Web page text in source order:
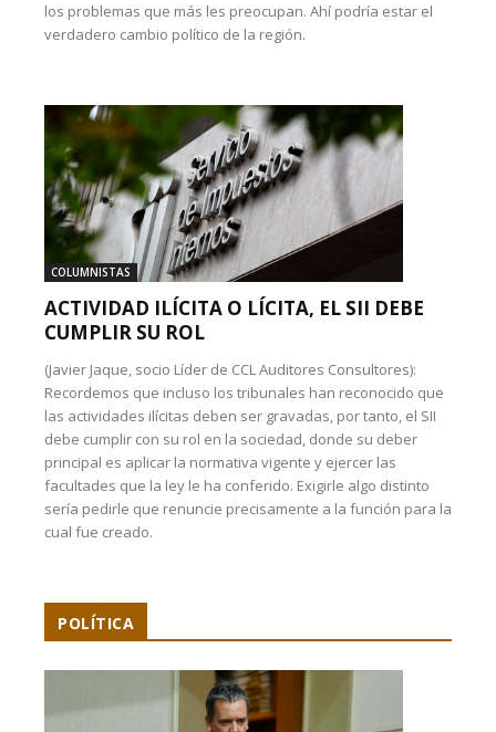
los problemas que más les preocupan. Ahí podría estar el
verdadero cambio político de la región.
COLUMNISTAS
ACTIVIDAD ILÍCITA O LÍCITA, EL SII DEBE
CUMPLIR SU ROL
(Javier Jaque, socio Líder de CCL Auditores Consultores):
Recordemos que incluso los tribunales han reconocido que
las actividades ilícitas deben ser gravadas, por tanto, el SII
debe cumplir con su rol en la sociedad, donde su deber
principal es aplicar la normativa vigente y ejercer las
facultades que la ley le ha conferido. Exigirle algo distinto
sería pedirle que renuncie precisamente a la función para la
cual fue creado.
POLÍTICA